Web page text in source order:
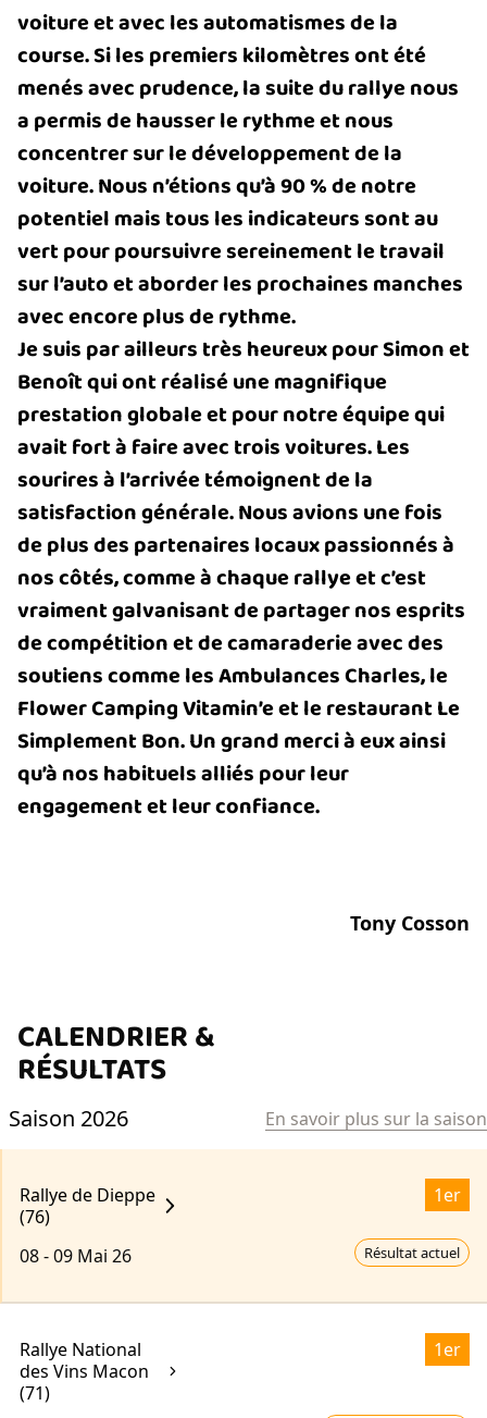
voiture et avec les automatismes de la
course. Si les premiers kilomètres ont été
menés avec prudence, la suite du rallye nous
a permis de hausser le rythme et nous
concentrer sur le développement de la
voiture. Nous n’étions qu’à 90 % de notre
potentiel mais tous les indicateurs sont au
vert pour poursuivre sereinement le travail
sur l’auto et aborder les prochaines manches
avec encore plus de rythme.
Je suis par ailleurs très heureux pour Simon et
Benoît qui ont réalisé une magnifique
prestation globale et pour notre équipe qui
avait fort à faire avec trois voitures. Les
sourires à l’arrivée témoignent de la
satisfaction générale. Nous avions une fois
de plus des partenaires locaux passionnés à
nos côtés, comme à chaque rallye et c’est
vraiment galvanisant de partager nos esprits
de compétition et de camaraderie avec des
soutiens comme les Ambulances Charles, le
Flower Camping Vitamin’e et le restaurant Le
Simplement Bon. Un grand merci à eux ainsi
qu’à nos habituels alliés pour leur
engagement et leur confiance.
Tony Cosson
CALENDRIER &
RÉSULTATS
Saison 2026 En savoir plus sur la saison
Rallye de Dieppe
(76)
08 - 09 Mai 26
1er
Résultat actuel
Rallye National
des Vins Macon
(71)
1er